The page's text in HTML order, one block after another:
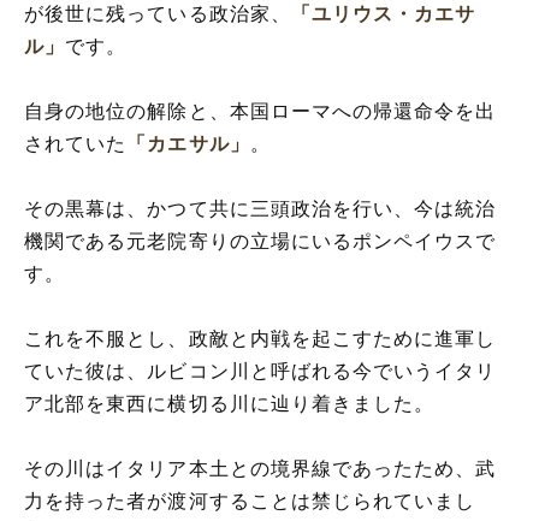
が後世に残っている政治家、
「ユリウス・カエサ
ル」 です。
自身の地位の解除と、本国ローマへの帰還命令を出
されていた
「カエサル」 。
その黒幕は、かつて共に三頭政治を行い、今は統治
機関である元老院寄りの立場にいるポンペイウスで
す。
これを不服とし、政敵と内戦を起こすために進軍し
ていた彼は、ルビコン川と呼ばれる今でいうイタリ
ア北部を東西に横切る川に辿り着きました。
その川はイタリア本土との境界線であったため、武
力を持った者が渡河することは禁じられていまし